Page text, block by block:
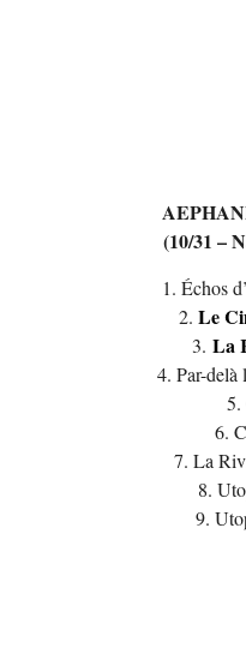
(10/31 –
1. Échos
2. Le
3. La
4. Par-delà
5.
6.
7. La
8.
9.